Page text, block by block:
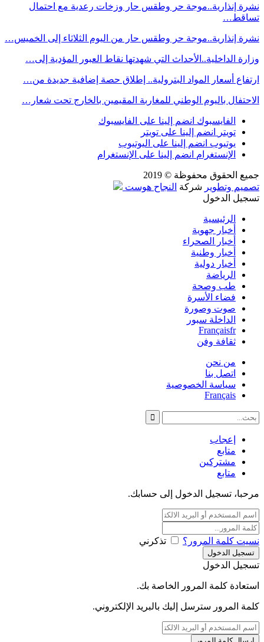
نشرة إنذارية..موجة حر وطقس حار وزخات رعدية مع احتمال
تساقط…
نشرة إنذارية..موجة حر وطقس حار من اليوم الثلاثاء إلى الخميس…
وزارة الداخلية..الأحداث التي شهدتها نقاط العبور المؤدية إلى…
ارتفاع أسعار المواد البترولية.. إطلاق حصة إضافية جديدة من…
الاحتفال باليوم الوطني للمغاربة المقيمين بالخارج تحت شعار…
الفايسبوك انضم إلينا على الفايسبوك
تويتر
انضم إلينا على تويتر
يوتيوب انضم إلينا على اليوتيوب
الإنستغرام انضم إلينا على الإنستغرام
جميع الحقوق محفوظة © 2019
تصميم وتطوير شركة النجاح هوست
تسجيل الدخول
الرئيسية
أخبار جهوية
أخبار الصحراء
أخبار وطنية
أخبار دولية
الرياضة
طب وصحة
فضاء الأسرة
صوت وصورة
الداخلة سبور
Françaisfr
ثقافة وفن
من نحن
اتصل بنا
سياسة الخصوصية
Français
إعجاب
متابع
مشتركين
متابع
مرحبا، تسجيل الدخول إلى حسابك.
نسيت كلمة المرور؟ تذكرني
تسجيل الدخول
استعادة كلمة المرور الخاصة بك.
كلمة المرور سترسل إليك بالبريد الإلكتروني.